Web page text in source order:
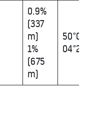
0.9%
(337
m)
1%
(675
m)